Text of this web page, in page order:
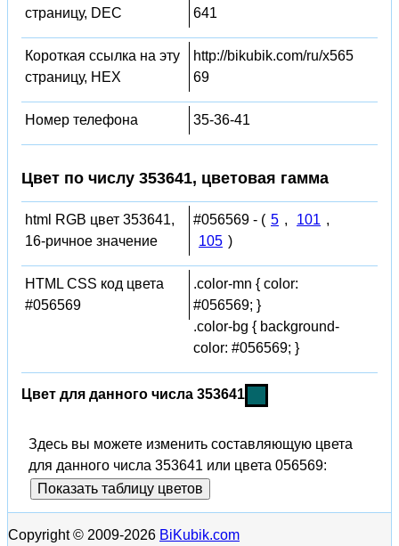
страницу, DEC
641
Короткая ссылка на эту
страницу, HEX
http://bikubik.com/ru/x565
69
Номер телефона 35-36-41
Цвет по числу 353641, цветовая гамма
html RGB цвет 353641,
16-ричное значение
#056569 - ( 5 , 101 ,
105 )
HTML CSS код цвета
#056569
.color-mn { color:
#056569; }
.color-bg { background-
color: #056569; }
Цвет для данного числа 353641
Здесь вы можете изменить составляющую цвета
для данного числа 353641 или цвета 056569:
Показать таблицу цветов
Copyright © 2009-2026 BiKubik.com